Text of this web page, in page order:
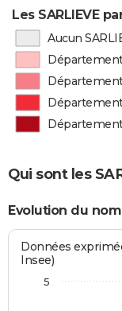
Les SARLIEVE
Aucun
Qui sont les
Evolution du
Données
Insee)
5